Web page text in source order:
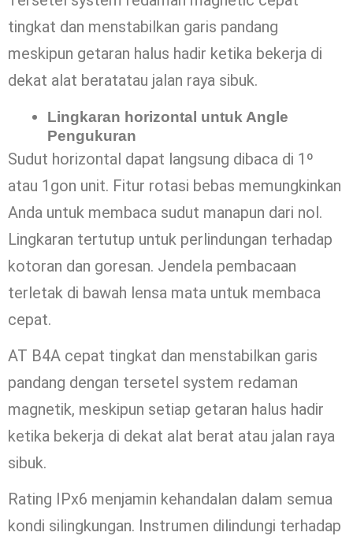
tingkat dan menstabilkan garis pandang
meskipun getaran halus hadir ketika bekerja di
dekat alat beratatau jalan raya sibuk.
Lingkaran horizontal untuk Angle
Pengukuran
Sudut horizontal dapat langsung dibaca di 1º
atau 1gon unit. Fitur rotasi bebas memungkinkan
Anda untuk membaca sudut manapun dari nol.
Lingkaran tertutup untuk perlindungan terhadap
kotoran dan goresan. Jendela pembacaan
terletak di bawah lensa mata untuk membaca
cepat.
AT B4A cepat tingkat dan menstabilkan garis
pandang dengan tersetel system redaman
magnetik, meskipun setiap getaran halus hadir
ketika bekerja di dekat alat berat atau jalan raya
sibuk.
Rating IPx6 menjamin kehandalan dalam semua
kondi silingkungan. Instrumen dilindungi terhadap